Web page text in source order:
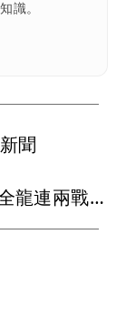
識。
聞
「瑞恩」又先發！中職桃猿、味全龍連兩戰延賽